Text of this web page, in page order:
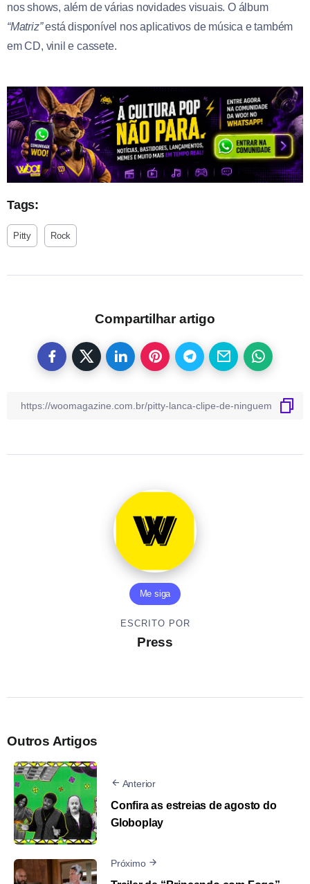
nos shows, além de várias novidades visuais. O álbum
“Matriz”está disponível nos aplicativos de música e também
em CD, vinil e cassete.
Tags:
Pitty Rock
Compartilhar artigo
Me siga
ESCRITO POR
Press
Outros Artigos
Anterior
Confira as estreias de agosto do
Globoplay
Próximo